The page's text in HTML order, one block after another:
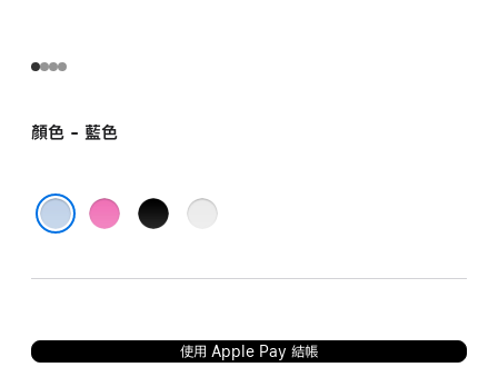
顏色 - 藍色
粉
黑
灰
使用 Apple Pay 結帳